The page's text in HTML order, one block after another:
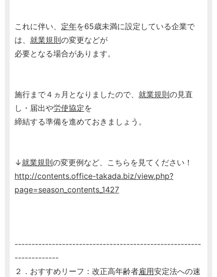
これに伴い、 定年を65歳未満に設定している企業で
は、 就業規則の変更などが
必要となる場合があります。
施行まで４ヵ月となりましたので、 就業規則の見直
し・届出や労使協定を
締結する準備を進めておきましょう。
↓就業規則の変更例など、こちらを見てください！
http://contents.office-takada.biz/view.php?
page=season_contents_1427
-------------------------------------------------------
-------------
２．おすすめリーフ：改正高年齢者雇用安定法への速